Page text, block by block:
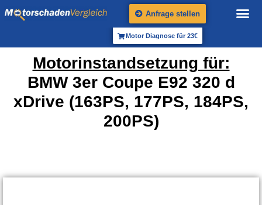
Anfrage stellen
Motor Diagnose für 23€
Motorinstandsetzung für:
BMW 3er Coupe E92 320 d
xDrive (163PS, 177PS, 184PS,
200PS)